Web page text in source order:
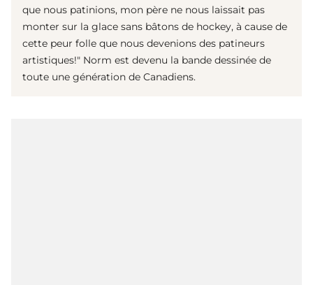
que nous patinions, mon père ne nous laissait pas
monter sur la glace sans bâtons de hockey, à cause de
cette peur folle que nous devenions des patineurs
artistiques!" Norm est devenu la bande dessinée de
toute une génération de Canadiens.